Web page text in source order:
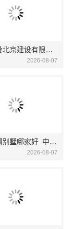
中蓝建投北京建设有限公司四川热门重钢别墅价格参考
2026-08-07
高端重钢别墅哪家好_中蓝建投北京建设有限公司四川
2026-08-07